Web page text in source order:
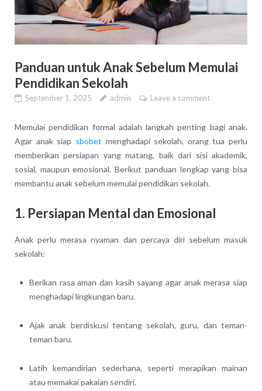
Panduan untuk Anak Sebelum Memulai
Pendidikan Sekolah
September 1, 2025 admin Leave a comment
Memulai pendidikan formal adalah langkah penting bagi anak.
Agar anak siap sbobet menghadapi sekolah, orang tua perlu
memberikan persiapan yang matang, baik dari sisi akademik,
sosial, maupun emosional. Berikut panduan lengkap yang bisa
membantu anak sebelum memulai pendidikan sekolah.
1. Persiapan Mental dan Emosional
Anak perlu merasa nyaman dan percaya diri sebelum masuk
sekolah:
Berikan rasa aman dan kasih sayang agar anak merasa siap
menghadapi lingkungan baru.
Ajak anak berdiskusi tentang sekolah, guru, dan teman-
teman baru.
Latih kemandirian sederhana, seperti merapikan mainan
atau memakai pakaian sendiri.